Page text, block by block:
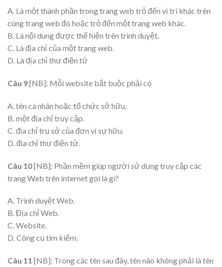
A. Là một thành phần trong trang web trỏ đến vị trí khác trên
cùng trang web đó hoặc trỏ đến một trang web khác.
B. Là nội dung được thể hiện trên trình duyệt.
C. Là địa chỉ của một trang web.
D. Là địa chỉ thư điện tử
Câu 9[NB]: Mỗi website bắt buộc phải có
A. tên cá nhân hoặc tổ chức sở hữu.
B. một địa chỉ truy cập.
C. địa chỉ trụ sở của đơn vị sự hữu.
D. địa chỉ thư điện tử.
Câu 10[NB]: Phần mềm giúp người sử dụng truy cập các
trang Web trên internet gọi là gì?
A. Trình duyệt Web.
B. Địa chỉ Web.
C. Website.
D. Công cụ tìm kiếm.
Câu 11 [NB]: Trong các tên sau đây, tên nào không phải là tên